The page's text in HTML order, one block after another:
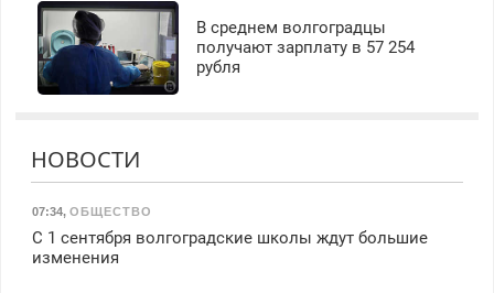
В среднем волгоградцы
получают зарплату в 57 254
рубля
НОВОСТИ
07:34, ОБЩЕСТВО
С 1 сентября волгоградские школы ждут большие
изменения